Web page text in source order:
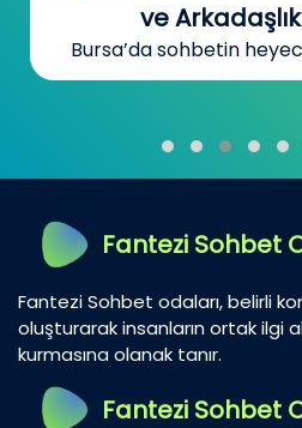
ve
Bursa’da sohbetin
Fantezi Sohbet
Fantezi Sohbet odaları, belirli
oluşturarak insanların ortak ilgi
kurmasına olanak tanır.
Fantezi Sohbet